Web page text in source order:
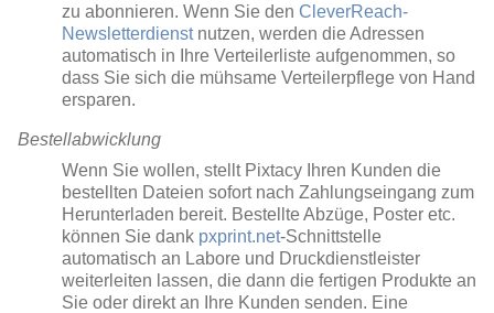
zu abonnieren. Wenn Sie den CleverReach-
Newsletterdienstnutzen, werden die Adressen
automatisch in Ihre Verteilerliste aufgenommen, so
dass Sie sich die mühsame Verteilerpflege von Hand
ersparen.
Bestellabwicklung
Wenn Sie wollen, stellt Pixtacy Ihren Kunden die
bestellten Dateien sofort nach Zahlungseingang zum
Herunterladen bereit. Bestellte Abzüge, Poster etc.
können Sie dank pxprint.net-Schnittstelle
automatisch an Labore und Druckdienstleister
weiterleiten lassen, die dann die fertigen Produkte an
Sie oder direkt an Ihre Kunden senden. Eine